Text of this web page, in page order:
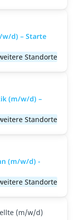
d) – Starte
Standorte
(m/w/d) –
Standorte
(m/w/d) -
Standorte
(m/w/d)